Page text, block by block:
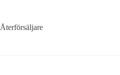
Återförsäljare